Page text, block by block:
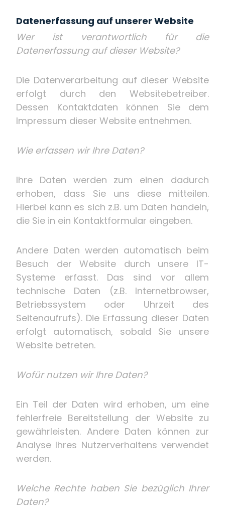
Datenerfassung auf unserer Website
Wer ist verantwortlich für die
Datenerfassung auf dieser Website?
Die Datenverarbeitung auf dieser Website
erfolgt durch den Websitebetreiber.
Dessen Kontaktdaten können Sie dem
Impressum dieser Website entnehmen.
Wie erfassen wir Ihre Daten?
Ihre Daten werden zum einen dadurch
erhoben, dass Sie uns diese mitteilen.
Hierbei kann es sich z.B. um Daten handeln,
die Sie in ein Kontaktformular eingeben.
Andere Daten werden automatisch beim
Besuch der Website durch unsere IT-
Systeme erfasst. Das sind vor allem
technische Daten (z.B. Internetbrowser,
Betriebssystem oder Uhrzeit des
Seitenaufrufs). Die Erfassung dieser Daten
erfolgt automatisch, sobald Sie unsere
Website betreten.
Wofür nutzen wir Ihre Daten?
Ein Teil der Daten wird erhoben, um eine
fehlerfreie Bereitstellung der Website zu
gewährleisten. Andere Daten können zur
Analyse Ihres Nutzerverhaltens verwendet
werden.
Welche Rechte haben Sie bezüglich Ihrer
Daten?